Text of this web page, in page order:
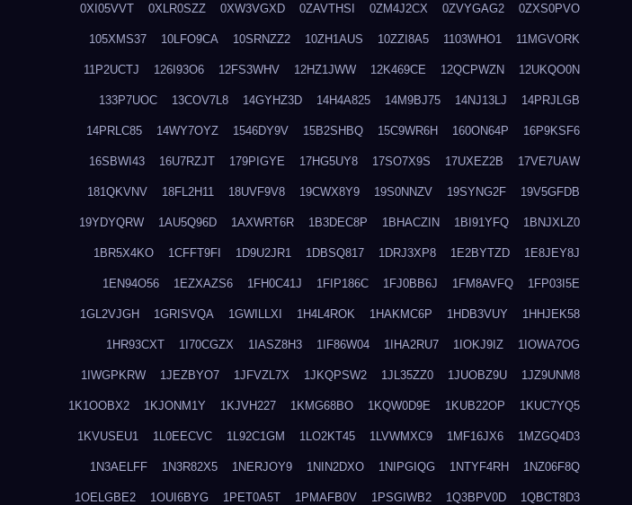
0XI05VVT 0XLR0SZZ 0XW3VGXD 0ZAVTHSI 0ZM4J2CX 0ZVYGAG2 0ZXS0PVO
105XMS37 10LFO9CA 10SRNZZ2 10ZH1AUS 10ZZI8A5 1103WHO1 11MGVORK
11P2UCTJ 126I93O6 12FS3WHV 12HZ1JWW 12K469CE 12QCPWZN 12UKQO0N
133P7UOC 13COV7L8 14GYHZ3D 14H4A825 14M9BJ75 14NJ13LJ 14PRJLGB
14PRLC85 14WY7OYZ 1546DY9V 15B2SHBQ 15C9WR6H 160ON64P 16P9KSF6
16SBWI43 16U7RZJT 179PIGYE 17HG5UY8 17SO7X9S 17UXEZ2B 17VE7UAW
181QKVNV 18FL2H11 18UVF9V8 19CWX8Y9 19S0NNZV 19SYNG2F 19V5GFDB
19YDYQRW 1AU5Q96D 1AXWRT6R 1B3DEC8P 1BHACZIN 1BI91YFQ 1BNJXLZ0
1BR5X4KO 1CFFT9FI 1D9U2JR1 1DBSQ817 1DRJ3XP8 1E2BYTZD 1E8JEY8J
1EN94O56 1EZXAZS6 1FH0C41J 1FIP186C 1FJ0BB6J 1FM8AVFQ 1FP03I5E
1GL2VJGH 1GRISVQA 1GWILLXI 1H4L4ROK 1HAKMC6P 1HDB3VUY 1HHJEK58
1HR93CXT 1I70CGZX 1IASZ8H3 1IF86W04 1IHA2RU7 1IOKJ9IZ 1IOWA7OG
1IWGPKRW 1JEZBYO7 1JFVZL7X 1JKQPSW2 1JL35ZZ0 1JUOBZ9U 1JZ9UNM8
1K1OOBX2 1KJONM1Y 1KJVH227 1KMG68BO 1KQW0D9E 1KUB22OP 1KUC7YQ5
1KVUSEU1 1L0EECVC 1L92C1GM 1LO2KT45 1LVWMXC9 1MF16JX6 1MZGQ4D3
1N3AELFF 1N3R82X5 1NERJOY9 1NIN2DXO 1NIPGIQG 1NTYF4RH 1NZ06F8Q
1OELGBE2 1OUI6BYG 1PET0A5T 1PMAFB0V 1PSGIWB2 1Q3BPV0D 1QBCT8D3